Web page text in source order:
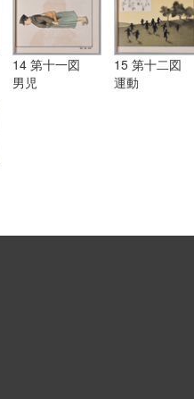
14 第十一図
男児
15 第十二図
運動